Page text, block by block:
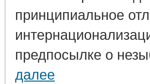
принципиальное
предпосылке о
далее